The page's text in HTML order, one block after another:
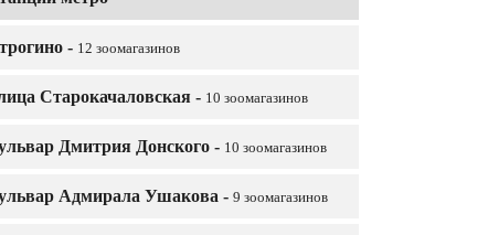
- 12 зоомагазинов
Старокачаловская - 10 зоомагазинов
Дмитрия Донского - 10 зоомагазинов
Адмирала Ушакова - 9 зоомагазинов